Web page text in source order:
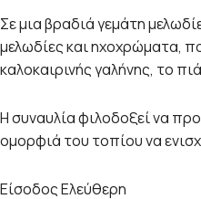
Σε μια βραδιά γεμάτη
μελωδίες και ηχοχρώματα,
καλοκαιρινής γαλήνης, το
Η συναυλία φιλοδοξεί να
ομορφιά του τοπίου να
Είσοδος Ελεύθερη